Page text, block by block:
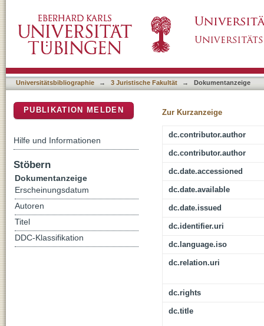
Universitätsbibliographie → 3 Juristische Fakultät → Dokumentanzeige
Zur Kurzanzeige
dc.contributor.author
dc.contributor.author
dc.date.accessioned
dc.date.available
dc.date.issued
dc.identifier.uri
dc.language.iso
dc.relation.uri
dc.rights
dc.title
PUBLIKATION MELDEN
Hilfe und Informationen
Stöbern
Dokumentanzeige
Erscheinungsdatum
Autoren
Titel
DDC-Klassifikation